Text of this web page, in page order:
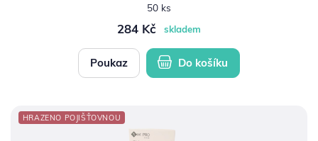
50 ks
284 Kč skladem
Poukaz Do košíku
HRAZENO POJIŠŤOVNOU